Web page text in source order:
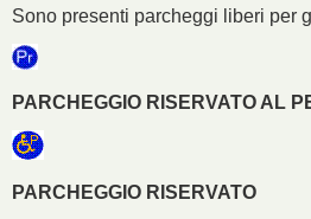
Sono presenti parcheggi liberi per
PARCHEGGIO RISERVATO AL
PARCHEGGIO RISERVATO